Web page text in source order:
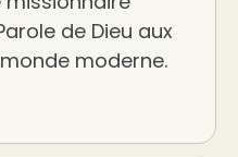
de Dieu aux
moderne.